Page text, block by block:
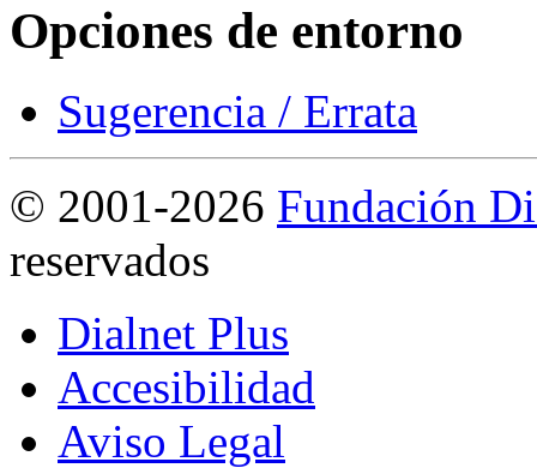
Opciones de entorno
Sugerencia / Errata
© 2001-2026 Fundación
reservados
Dialnet Plus
Accesibilidad
Aviso Legal